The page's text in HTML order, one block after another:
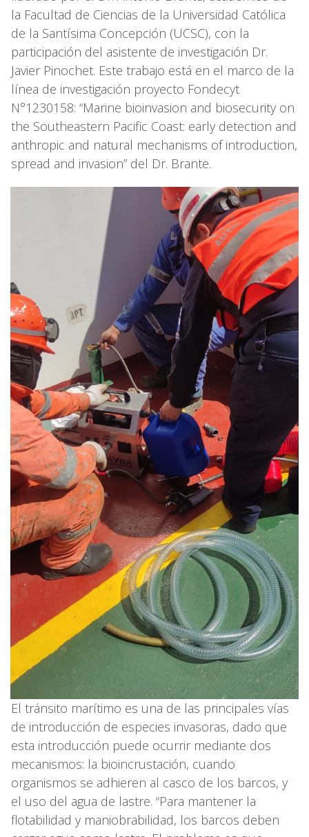
la Facultad de Ciencias de la Universidad Católica
de la Santísima Concepción (UCSC), con la
participación del asistente de investigación Dr.
Javier Pinochet. Este trabajo está en el marco de la
línea de investigación proyecto Fondecyt
N°1230158: “Marine bioinvasion and biosecurity on
the Southeastern Pacific Coast: early detection and
anthropic and natural mechanisms of introduction,
spread and invasion” del Dr. Brante.
El tránsito marítimo es una de las principales vías
de introducción de especies invasoras, dado que
esta introducción puede ocurrir mediante dos
mecanismos: la bioincrustación, cuando
organismos se adhieren al casco de los barcos, y
el uso del agua de lastre. “Para mantener la
flotabilidad y maniobrabilidad, los barcos deben